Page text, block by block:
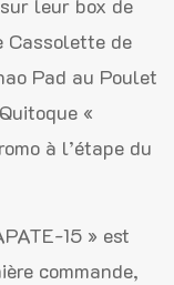
leur box de
Cassolette de
Pad au Poulet
«
à l’étape du
15 » est
commande,